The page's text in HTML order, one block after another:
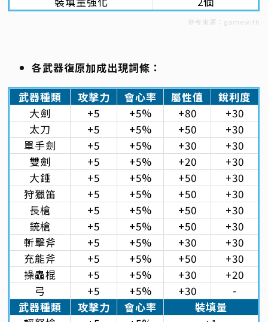
參考來源：gamewith
各武器復原加成出現詞條：
武器種類
攻擊力 會心率 屬性值
銳利度
大劍
+5 +5% +80
+30
太刀
+5 +5% +50
+30
單手劍
+5 +5% +30
+30
雙劍
+5 +5% +20
+30
大錘
+5 +5% +50
+30
狩獵笛
+5 +5% +50
+30
長槍
+5 +5% +50
+30
銃槍
+5 +5% +50
+30
斬擊斧
+5 +5% +30
+30
充能斧
+5 +5% +50
+30
操蟲棍
+5 +5% +30
+20
弓
+5 +5% +30
-
武器種類
攻擊力 會心率
裝填量